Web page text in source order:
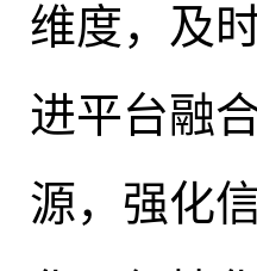
维度，及
进平台融
源，强化